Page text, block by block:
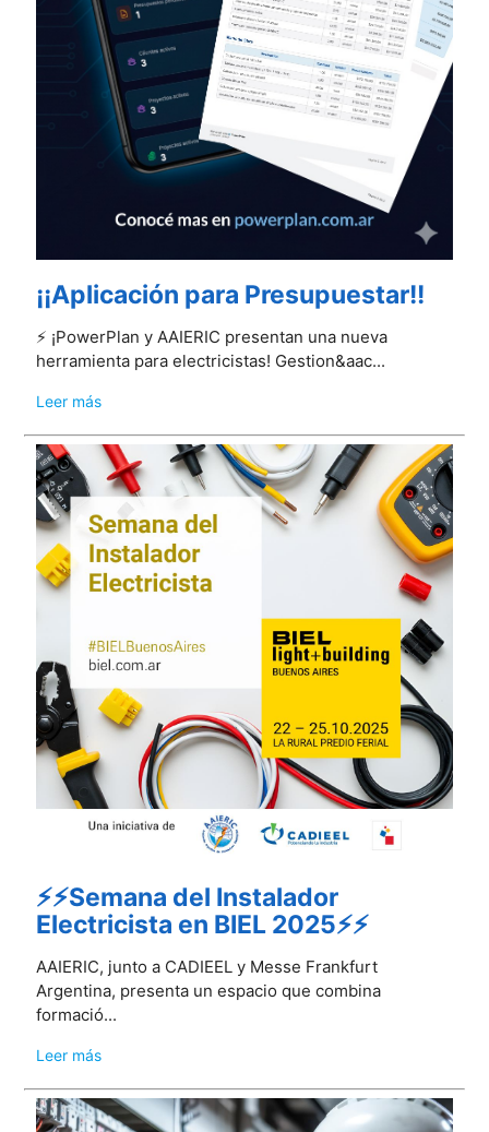
¡¡Aplicación para Presupuestar!!
⚡️ ¡PowerPlan y AAIERIC presentan una nueva
herramienta para electricistas! Gestion&aac...
Leer más
⚡⚡Semana del Instalador
Electricista en BIEL 2025⚡⚡
AAIERIC, junto a CADIEEL y Messe Frankfurt
Argentina, presenta un espacio que combina
formació...
Leer más